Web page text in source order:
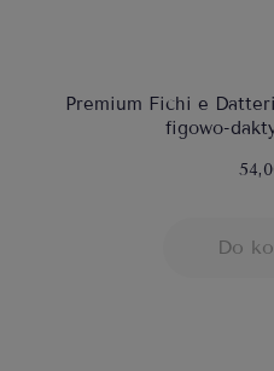
Premium Fichi e
figowo-
Do